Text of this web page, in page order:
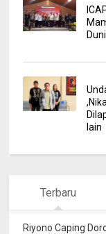
lain
Terbaru
Riyono Caping